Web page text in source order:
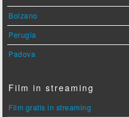
Bolzano
Perugia
Padova
Film in streaming
Film gratis in streaming